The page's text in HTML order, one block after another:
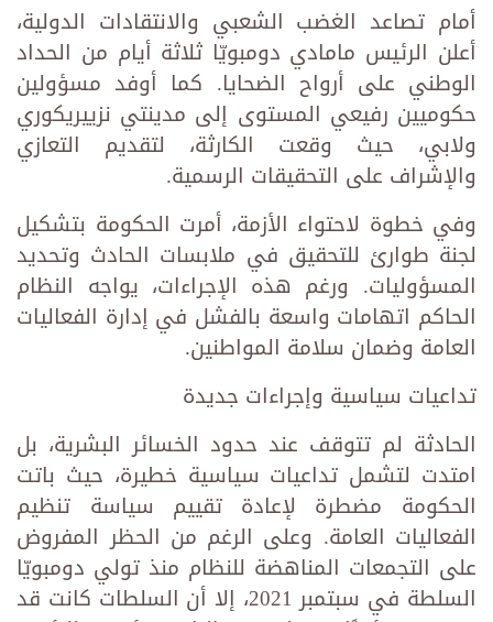
أمام تصاعد الغضب الشعبي والانتقادات الدولية،
أعلن الرئيس مامادي دومبويّا ثلاثة أيام من الحداد
الوطني على أرواح الضحايا. كما أوفد مسؤولين
حكوميين رفيعي المستوى إلى مدينتي نزييريكوري
ولابي، حيث وقعت الكارثة، لتقديم التعازي
والإشراف على التحقيقات الرسمية.
وفي خطوة لاحتواء الأزمة، أمرت الحكومة بتشكيل
لجنة طوارئ للتحقيق في ملابسات الحادث وتحديد
المسؤوليات. ورغم هذه الإجراءات، يواجه النظام
الحاكم اتهامات واسعة بالفشل في إدارة الفعاليات
العامة وضمان سلامة المواطنين.
تداعيات سياسية وإجراءات جديدة
الحادثة لم تتوقف عند حدود الخسائر البشرية، بل
امتدت لتشمل تداعيات سياسية خطيرة، حيث باتت
الحكومة مضطرة لإعادة تقييم سياسة تنظيم
الفعاليات العامة. وعلى الرغم من الحظر المفروض
على التجمعات المناهضة للنظام منذ تولي دومبويّا
السلطة في سبتمبر 2021، إلا أن السلطات كانت قد